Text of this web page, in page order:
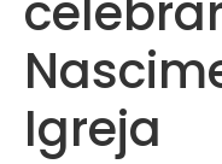
Igreja